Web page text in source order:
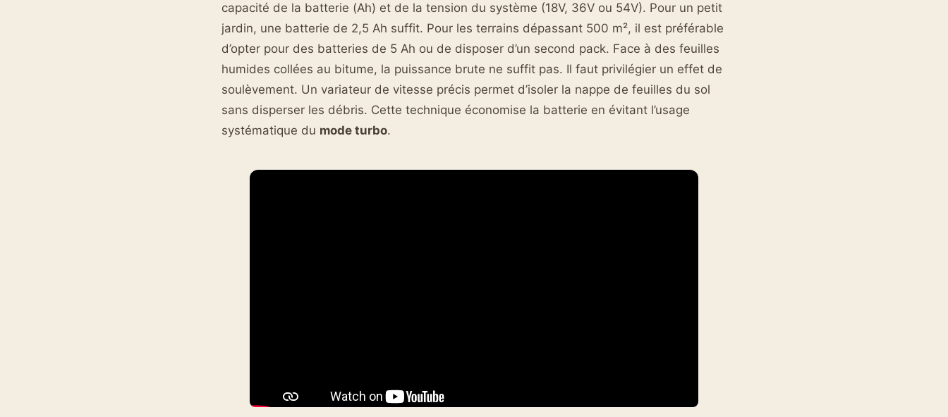
capacité de la batterie (Ah) et de la tension du système (18V, 36V ou 54V). Pour un petit
jardin, une batterie de 2,5 Ah suffit. Pour les terrains dépassant 500 m², il est préférable
d’opter pour des batteries de 5 Ah ou de disposer d’un second pack. Face à des feuilles
humides collées au bitume, la puissance brute ne suffit pas. Il faut privilégier un effet de
soulèvement. Un variateur de vitesse précis permet d’isoler la nappe de feuilles du sol
sans disperser les débris. Cette technique économise la batterie en évitant l’usage
systématique du mode turbo.